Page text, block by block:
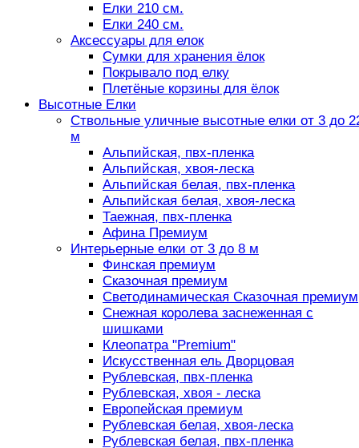
Елки 210 см.
Елки 240 см.
Аксессуары для елок
Сумки для хранения ёлок
Покрывало под елку
Плетёные корзины для ёлок
Высотные Елки
Ствольные уличные высотные елки от 3 до
м
Альпийская, пвх-пленка
Альпийская, хвоя-леска
Альпийская белая, пвх-пленка
Альпийская белая, хвоя-леска
Таежная, пвх-пленка
Афина Премиум
Интерьерные елки от 3 до 8 м
Финская премиум
Сказочная премиум
Светодинамическая Сказочная премиум
Снежная королева заснеженная с
шишками
Клеопатра "Premium"
Искусственная ель Дворцовая
Рублевская, пвх-пленка
Рублевская, хвоя - леска
Европейская премиум
Рублевская белая, хвоя-леска
Рублевская белая, пвх-пленка